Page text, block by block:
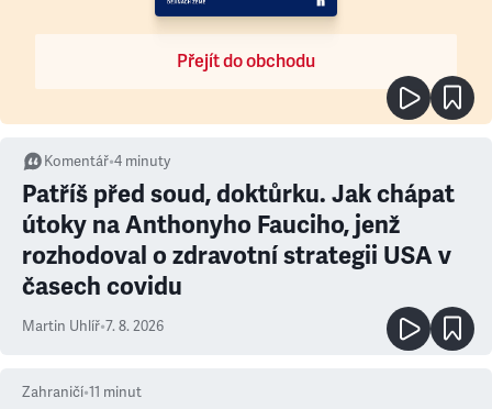
Přejít do obchodu
Komentář•4 minuty
Patříš před soud, doktůrku. Jak chápat
útoky na Anthonyho Fauciho, jenž
rozhodoval o zdravotní strategii USA v
časech covidu
Martin Uhlíř•7. 8. 2026
Zahraničí•11 minut